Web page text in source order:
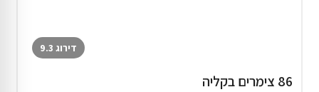
דירוג 9.3
86 צימרים בקליה